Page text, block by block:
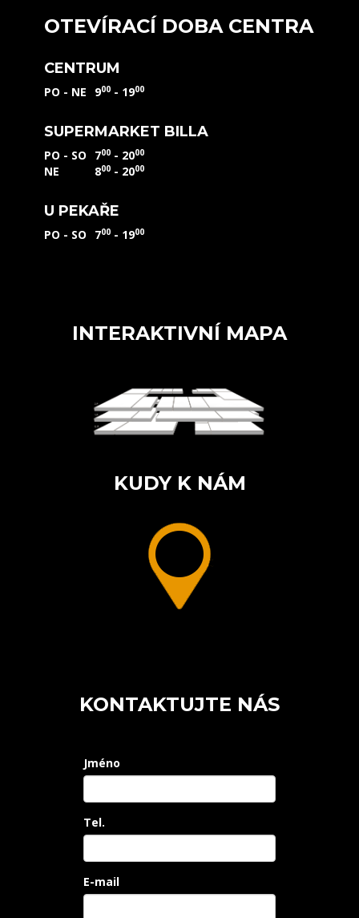
OTEVÍRACÍ DOBA CENTRA
CENTRUM
PO - NE 900 - 1900
SUPERMARKET BILLA
PO - SO 700 - 2000
NE 800 - 2000
U PEKAŘE
PO - SO 700 - 1900
INTERAKTIVNÍ MAPA
KUDY K NÁM
KONTAKTUJTE NÁS
Jméno
Tel.
E-mail